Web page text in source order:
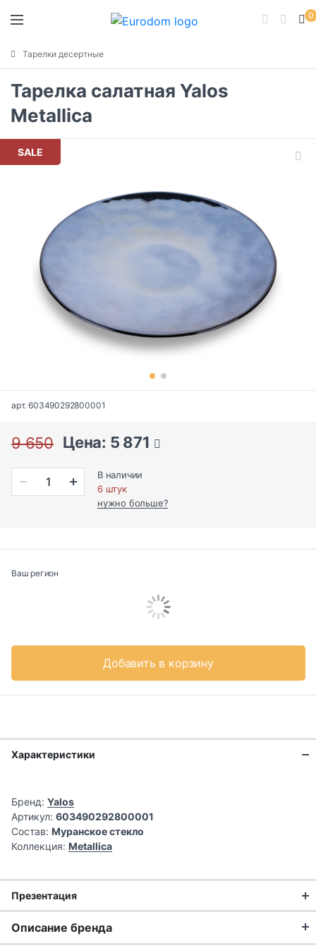
0
Тарелки десертные
Тарелка салатная Yalos
Metallica
SALE
арт. 603490292800001
9 650 Цена: 5 871
В наличии
6 штук
нужно больше?
Ваш регион
Добавить в корзину
Характеристики
Бренд: Yalos
Артикул: 603490292800001
Состав: Муранское стекло
Коллекция: Metallica
Презентация
Описание бренда